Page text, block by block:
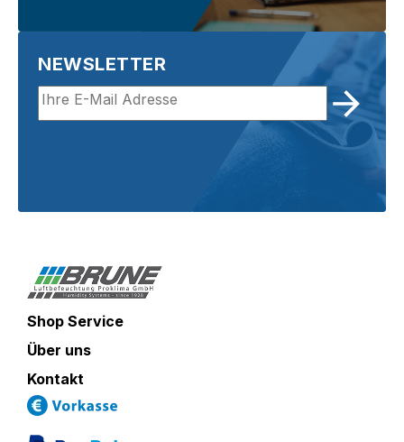
NEWSLETTER
Shop Service
Über uns
Kontakt